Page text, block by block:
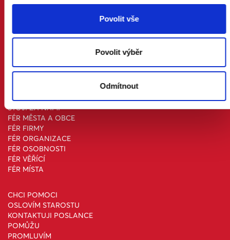
Povolit vše
Povolit výběr
Odmítnout
DŮVODY A ODPOVĚDI
KDO JSME
AKTUALITY
STOJÍ ZA NÁMI
FÉR MĚSTA A OBCE
FÉR FIRMY
FÉR ORGANIZACE
FÉR OSOBNOSTI
FÉR VĚŘÍCÍ
FÉR MÍSTA
CHCI POMOCI
OSLOVÍM STAROSTU
KONTAKTUJI POSLANCE
POMŮŽU
PROMLUVÍM